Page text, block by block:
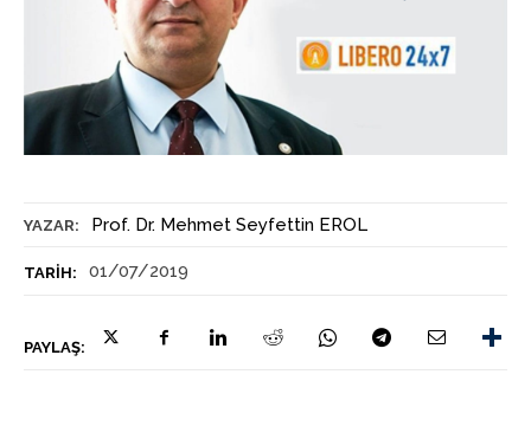
YAZAR: Prof. Dr. Mehmet Seyfettin EROL
TARIH: 01/07/2019
PAYLAŞ: